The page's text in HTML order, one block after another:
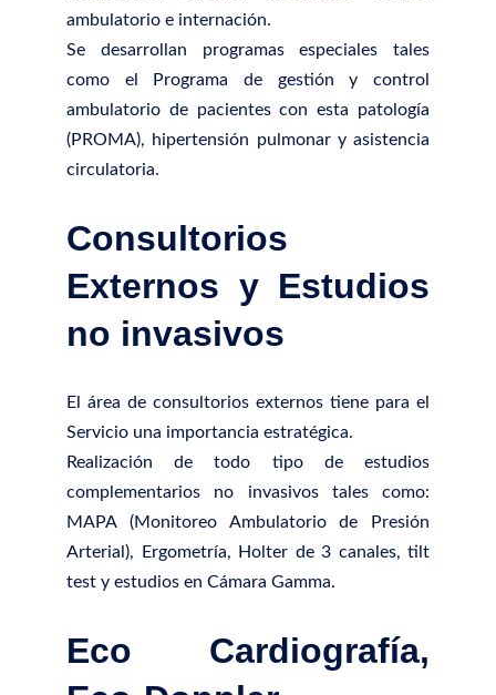
ambulatorio e internación.
Se desarrollan programas especiales tales
como el Programa de gestión y control
ambulatorio de pacientes con esta patología
(PROMA), hipertensión pulmonar y asistencia
circulatoria.
Consultorios
Externos y Estudios
no invasivos
El área de consultorios externos tiene para el
Servicio una importancia estratégica.
Realización de todo tipo de estudios
complementarios no invasivos tales como:
MAPA (Monitoreo Ambulatorio de Presión
Arterial), Ergometría, Holter de 3 canales, tilt
test y estudios en Cámara Gamma.
Eco Cardiografía,